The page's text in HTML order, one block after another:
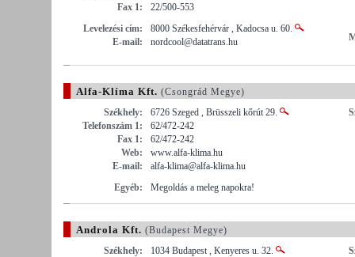
Fax 1:
22/500-553
Levelezési cím:
8000 Székesfehérvár , Kadocsa u. 60.
E-mail:
nordcool@datatrans.hu
Alfa-Klíma Kft. (Csongrád Megye)
Székhely:
6726 Szeged , Brüsszeli kőrút 29.
Telefonszám 1:
62/472-242
Fax 1:
62/472-242
Web:
www.alfa-klima.hu
E-mail:
alfa-klima@alfa-klima.hu
Egyéb:
Megoldás a meleg napokra!
Androla Kft. (Budapest Megye)
Székhely:
1034 Budapest , Kenyeres u. 32.